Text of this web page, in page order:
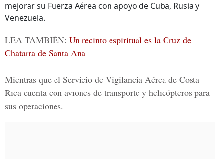
mejorar su Fuerza Aérea con apoyo de Cuba, Rusia y
Venezuela.
LEA TAMBIÉN: Un recinto espiritual es la Cruz de
Chatarra de Santa Ana
Mientras que el Servicio de Vigilancia Aérea de Costa
Rica cuenta con aviones de transporte y helicópteros para
sus operaciones.